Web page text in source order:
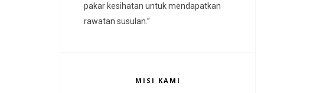
pakar kesihatan untuk mendapatkan
rawatan susulan.”
MISI KAMI